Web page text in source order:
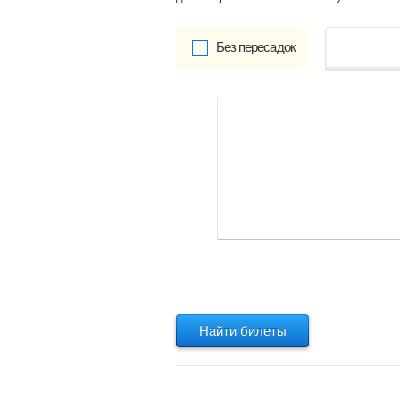
Без пересадок
Найти билеты